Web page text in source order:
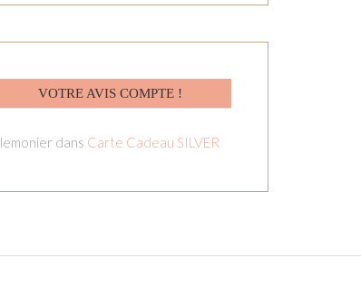
VOTRE AVIS COMPTE !
lemonier dans Carte Cadeau SILVER